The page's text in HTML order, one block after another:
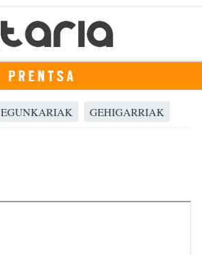
PRENTSA
EGUNKARIAK GEHIGARRIAK